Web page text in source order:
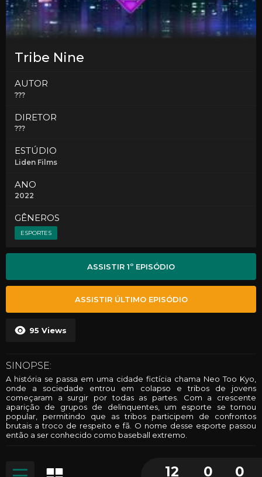
Tribe Nine
AUTOR
???
DIRETOR
???
ESTÚDIO
Liden Films
ANO
2022
GÊNEROS
ESPORTES
95 Views
ASSISTIR 1º EPISÓDIO
ASSISTIR ÚLTIMO EPISÓDIO
SINOPSE:
A história se passa em uma cidade fictícia chama Neo Too Kyo,
onde a sociedade entrou em colapso e tribos de jovens
começaram a surgir por todas as partes. Com a crescente
aparição de grupos de delinquentes, um esporte se tornou
popular, permitindo que as tribos participem de confrontos
brutais a troco de respeito e fã. O nome desse esporte passou
então a ser conhecido como baseball extremo.
12 0 0